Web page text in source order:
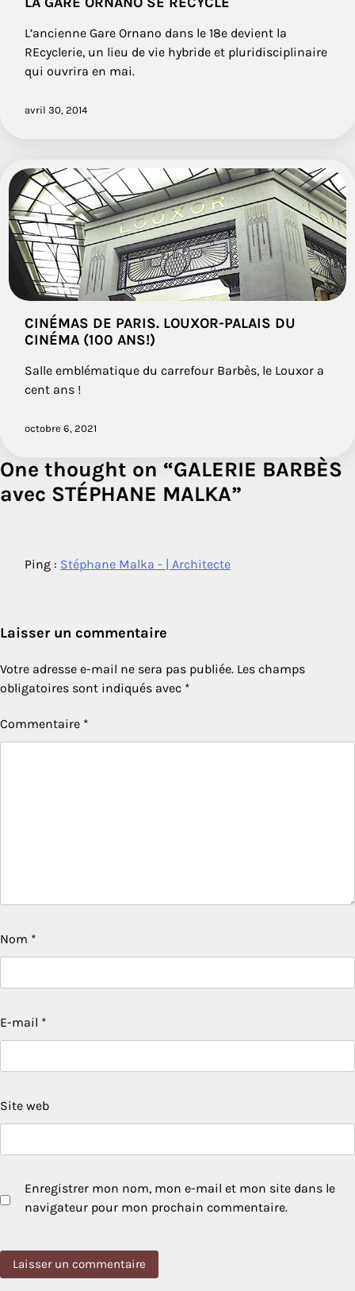
L’ancienne Gare Ornano dans le 18e devient la
REcyclerie, un lieu de vie hybride et pluridisciplinaire
qui ouvrira en mai.
avril 30, 2014
CINÉMAS DE PARIS. LOUXOR-PALAIS DU
CINÉMA (100 ANS!)
Salle emblématique du carrefour Barbès, le Louxor a
cent ans !
octobre 6, 2021
One thought on “GALERIE BARBÈS
avec STÉPHANE MALKA”
Ping : Stéphane Malka - | Architecte
Laisser un commentaire
Votre adresse e-mail ne sera pas publiée. Les champs
obligatoires sont indiqués avec *
Commentaire *
Nom *
E-mail *
Site web
Enregistrer mon nom, mon e-mail et mon site dans le
navigateur pour mon prochain commentaire.